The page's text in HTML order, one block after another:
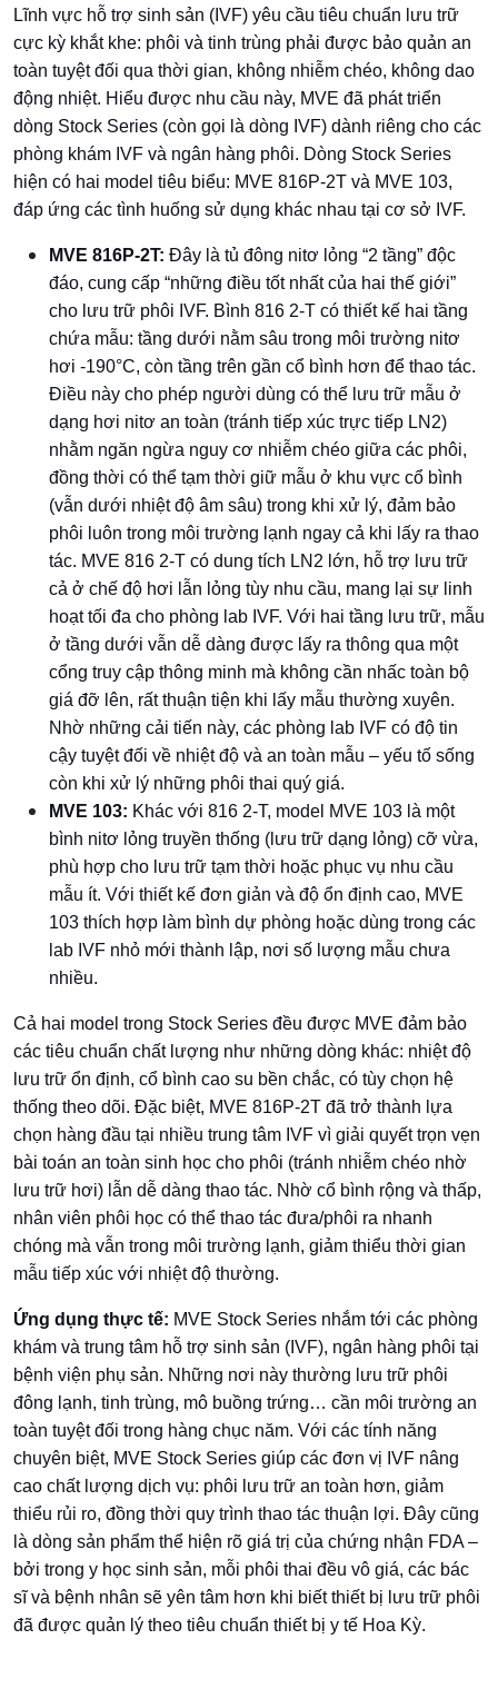
Lĩnh vực hỗ trợ sinh sản (IVF) yêu cầu tiêu chuẩn lưu trữ
cực kỳ khắt khe: phôi và tinh trùng phải được bảo quản an
toàn tuyệt đối qua thời gian, không nhiễm chéo, không dao
động nhiệt. Hiểu được nhu cầu này, MVE đã phát triển
dòng Stock Series (còn gọi là dòng IVF) dành riêng cho các
phòng khám IVF và ngân hàng phôi. Dòng Stock Series
hiện có hai model tiêu biểu: MVE 816P-2T và MVE 103,
đáp ứng các tình huống sử dụng khác nhau tại cơ sở IVF.
MVE 816P-2T: Đây là tủ đông nitơ lỏng “2 tầng” độc
đáo, cung cấp “những điều tốt nhất của hai thế giới”
cho lưu trữ phôi IVF. Bình 816 2-T có thiết kế hai tầng
chứa mẫu: tầng dưới nằm sâu trong môi trường nitơ
hơi -190°C, còn tầng trên gần cổ bình hơn để thao tác.
Điều này cho phép người dùng có thể lưu trữ mẫu ở
dạng hơi nitơ an toàn (tránh tiếp xúc trực tiếp LN2)
nhằm ngăn ngừa nguy cơ nhiễm chéo giữa các phôi,
đồng thời có thể tạm thời giữ mẫu ở khu vực cổ bình
(vẫn dưới nhiệt độ âm sâu) trong khi xử lý, đảm bảo
phôi luôn trong môi trường lạnh ngay cả khi lấy ra thao
tác. MVE 816 2-T có dung tích LN2 lớn, hỗ trợ lưu trữ
cả ở chế độ hơi lẫn lỏng tùy nhu cầu, mang lại sự linh
hoạt tối đa cho phòng lab IVF. Với hai tầng lưu trữ, mẫu
ở tầng dưới vẫn dễ dàng được lấy ra thông qua một
cổng truy cập thông minh mà không cần nhấc toàn bộ
giá đỡ lên, rất thuận tiện khi lấy mẫu thường xuyên.
Nhờ những cải tiến này, các phòng lab IVF có độ tin
cậy tuyệt đối về nhiệt độ và an toàn mẫu – yếu tố sống
còn khi xử lý những phôi thai quý giá.
MVE 103: Khác với 816 2-T, model MVE 103 là một
bình nitơ lỏng truyền thống (lưu trữ dạng lỏng) cỡ vừa,
phù hợp cho lưu trữ tạm thời hoặc phục vụ nhu cầu
mẫu ít. Với thiết kế đơn giản và độ ổn định cao, MVE
103 thích hợp làm bình dự phòng hoặc dùng trong các
lab IVF nhỏ mới thành lập, nơi số lượng mẫu chưa
nhiều.
Cả hai model trong Stock Series đều được MVE đảm bảo
các tiêu chuẩn chất lượng như những dòng khác: nhiệt độ
lưu trữ ổn định, cổ bình cao su bền chắc, có tùy chọn hệ
thống theo dõi. Đặc biệt, MVE 816P-2T đã trở thành lựa
chọn hàng đầu tại nhiều trung tâm IVF vì giải quyết trọn vẹn
bài toán an toàn sinh học cho phôi (tránh nhiễm chéo nhờ
lưu trữ hơi) lẫn dễ dàng thao tác. Nhờ cổ bình rộng và thấp,
nhân viên phôi học có thể thao tác đưa/phôi ra nhanh
chóng mà vẫn trong môi trường lạnh, giảm thiểu thời gian
mẫu tiếp xúc với nhiệt độ thường.
Ứng dụng thực tế: MVE Stock Series nhắm tới các phòng
khám và trung tâm hỗ trợ sinh sản (IVF), ngân hàng phôi tại
bệnh viện phụ sản. Những nơi này thường lưu trữ phôi
đông lạnh, tinh trùng, mô buồng trứng… cần môi trường an
toàn tuyệt đối trong hàng chục năm. Với các tính năng
chuyên biệt, MVE Stock Series giúp các đơn vị IVF nâng
cao chất lượng dịch vụ: phôi lưu trữ an toàn hơn, giảm
thiểu rủi ro, đồng thời quy trình thao tác thuận lợi. Đây cũng
là dòng sản phẩm thể hiện rõ giá trị của chứng nhận FDA –
bởi trong y học sinh sản, mỗi phôi thai đều vô giá, các bác
sĩ và bệnh nhân sẽ yên tâm hơn khi biết thiết bị lưu trữ phôi
đã được quản lý theo tiêu chuẩn thiết bị y tế Hoa Kỳ.